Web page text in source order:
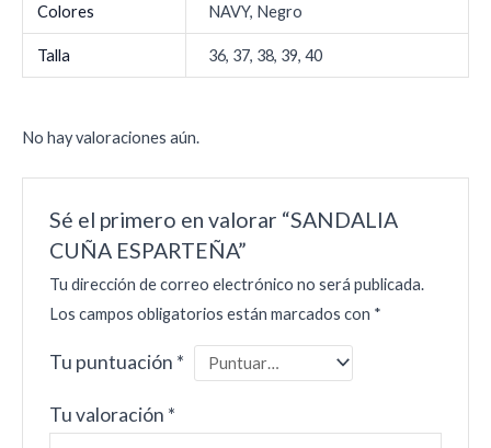
Colores NAVY, Negro
Talla 36, 37, 38, 39, 40
No hay valoraciones aún.
Sé el primero en valorar “SANDALIA
CUÑA ESPARTEÑA”
Tu dirección de correo electrónico no será publicada.
Los campos obligatorios están marcados con *
Tu puntuación *
Tu valoración *